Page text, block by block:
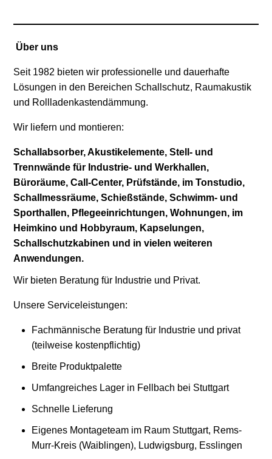
Über uns
Seit 1982 bieten wir professionelle und dauerhafte
Lösungen in den Bereichen Schallschutz, Raumakustik
und Rollladenkastendämmung.
Wir liefern und montieren:
Schallabsorber, Akustikelemente, Stell- und
Trennwände für Industrie- und Werkhallen,
Büroräume, Call-Center, Prüfstände, im Tonstudio,
Schallmessräume, Schießstände, Schwimm- und
Sporthallen, Pflegeeinrichtungen, Wohnungen, im
Heimkino und Hobbyraum, Kapselungen,
Schallschutzkabinen und in vielen weiteren
Anwendungen.
Wir bieten Beratung für Industrie und Privat.
Unsere Serviceleistungen:
Fachmännische Beratung für Industrie und privat
(teilweise kostenpflichtig)
Breite Produktpalette
Umfangreiches Lager in Fellbach bei Stuttgart
Schnelle Lieferung
Eigenes Montageteam im Raum Stuttgart, Rems-
Murr-Kreis (Waiblingen), Ludwigsburg, Esslingen